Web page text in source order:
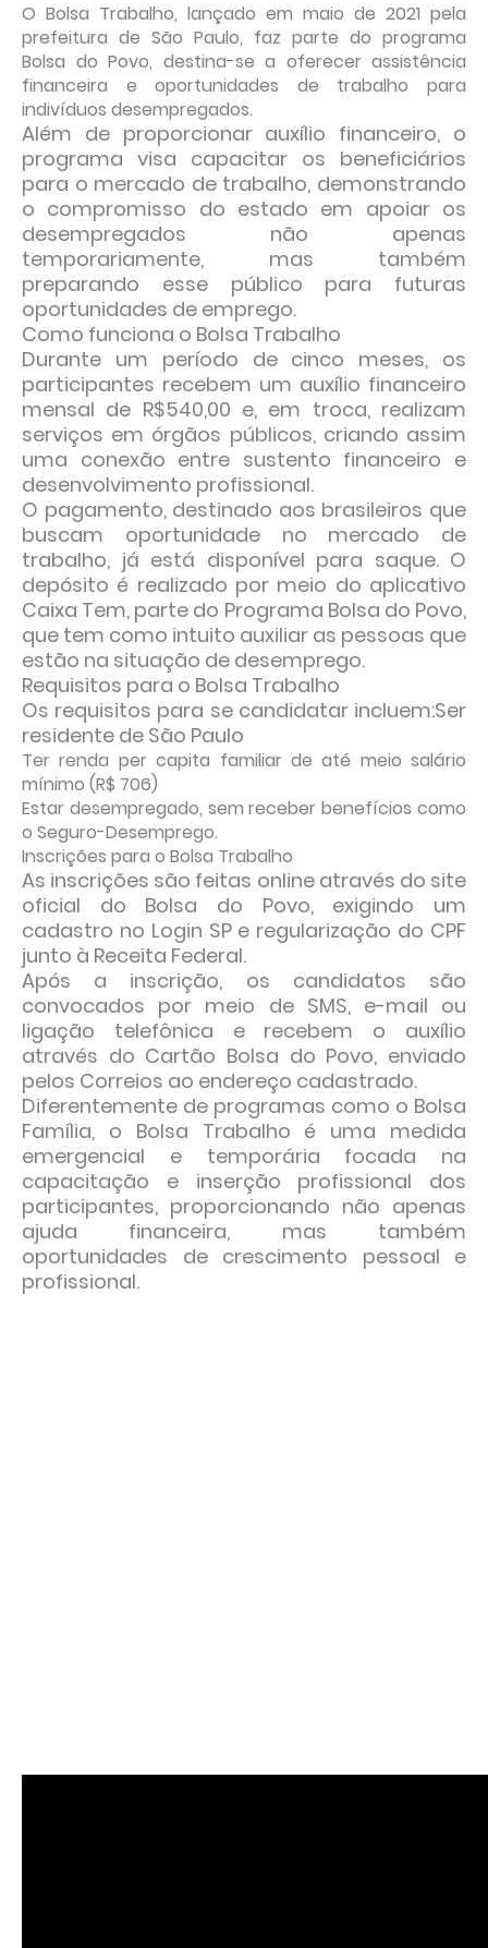
O Bolsa Trabalho, lançado em maio de 2021 pela
prefeitura de São Paulo, faz parte do programa
Bolsa do Povo, destina-se a oferecer assistência
financeira e oportunidades de trabalho para
indivíduos desempregados.
Além de proporcionar auxílio financeiro, o
programa visa capacitar os beneficiários
para o mercado de trabalho, demonstrando
o compromisso do estado em apoiar os
desempregados não apenas
temporariamente, mas também
preparando esse público para futuras
oportunidades de emprego.
Como funciona o Bolsa Trabalho
Durante um período de cinco meses, os
participantes recebem um auxílio financeiro
mensal de R$540,00 e, em troca, realizam
serviços em órgãos públicos, criando assim
uma conexão entre sustento financeiro e
desenvolvimento profissional.
O pagamento, destinado aos brasileiros que
buscam oportunidade no mercado de
trabalho, já está disponível para saque. O
depósito é realizado por meio do aplicativo
Caixa Tem, parte do Programa Bolsa do Povo,
que tem como intuito auxiliar as pessoas que
estão na situação de desemprego.
Requisitos para o Bolsa Trabalho
Os requisitos para se candidatar incluem:Ser
residente de São Paulo
Ter renda per capita familiar de até meio salário
mínimo (R$ 706)
Estar desempregado, sem receber benefícios como
o Seguro-Desemprego.
Inscrições para o Bolsa Trabalho
As inscrições são feitas online através do site
oficial do Bolsa do Povo, exigindo um
cadastro no Login SP e regularização do CPF
junto à Receita Federal.
Após a inscrição, os candidatos são
convocados por meio de SMS, e-mail ou
ligação telefônica e recebem o auxílio
através do Cartão Bolsa do Povo, enviado
pelos Correios ao endereço cadastrado.
Diferentemente de programas como o Bolsa
Família, o Bolsa Trabalho é uma medida
emergencial e temporária focada na
capacitação e inserção profissional dos
participantes, proporcionando não apenas
ajuda financeira, mas também
oportunidades de crescimento pessoal e
profissional.